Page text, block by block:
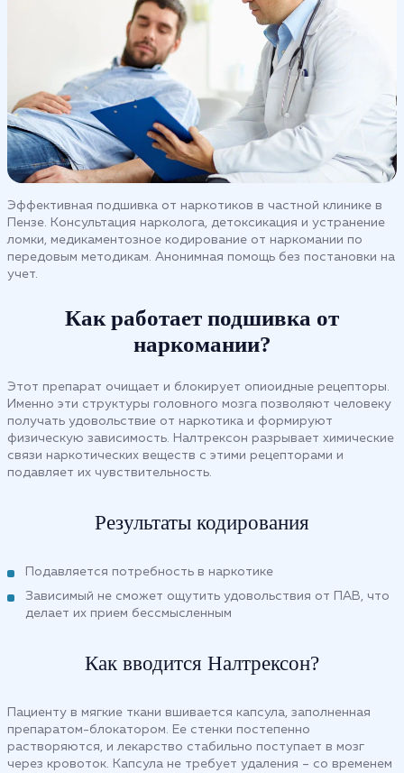
Эффективная подшивка от наркотиков в частной клинике в
Пензе. Консультация нарколога, детоксикация и устранение
ломки, медикаментозное кодирование от наркомании по
передовым методикам. Анонимная помощь без постановки на
учет.
Как работает подшивка от
наркомании?
Этот препарат очищает и блокирует опиоидные рецепторы.
Именно эти структуры головного мозга позволяют человеку
получать удовольствие от наркотика и формируют
физическую зависимость. Налтрексон разрывает химические
связи наркотических веществ с этими рецепторами и
подавляет их чувствительность.
Результаты кодирования
Подавляется потребность в наркотике
Зависимый не сможет ощутить удовольствия от ПАВ, что
делает их прием бессмысленным
Как вводится Налтрексон?
Пациенту в мягкие ткани вшивается капсула, заполненная
препаратом-блокатором. Ее стенки постепенно
растворяются, и лекарство стабильно поступает в мозг
через кровоток. Капсула не требует удаления – со временем